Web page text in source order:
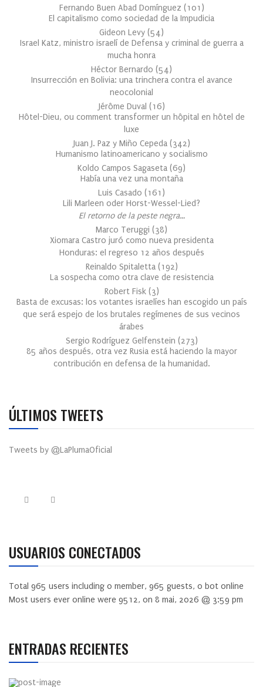
Fernando Buen Abad Domínguez (101 )
El capitalismo como sociedad de la Impudicia
Gideon Levy (54)
Israel Katz, ministro israelí de Defensa y criminal de guerra a
mucha honra
Héctor Bernardo (54)
Insurrección en Bolivia: una trinchera contra el avance
neocolonial
Jérôme Duval (16)
Hôtel-Dieu, ou comment transformer un hôpital en hôtel de
luxe
Juan J. Paz y Miño Cepeda (342)
Humanismo latinoamericano y socialismo
Koldo Campos Sagaseta (69)
Había una vez una montaña
Luis Casado (161 )
Lili Marleen oder Horst-Wessel-Lied?
El retorno de la peste negra…
Marco Teruggi (38)
Xiomara Castro juró como nueva presidenta
Honduras: el regreso 12 años después
Reinaldo Spitaletta (192)
La sospecha como otra clave de resistencia
Robert Fisk (3)
Basta de excusas: los votantes israelíes han escogido un país
que será espejo de los brutales regímenes de sus vecinos
árabes
Sergio Rodríguez Gelfenstein (273)
85 años después, otra vez Rusia está haciendo la mayor
contribución en defensa de la humanidad.
ÚLTIMOS TWEETS
Tweets by @LaPlumaOficial
USUARIOS CONECTADOS
Total 965 users including 0 member, 965 guests, 0 bot online
Most users ever online were 9512, on 8 mai, 2026 @ 3:59 pm
ENTRADAS RECIENTES